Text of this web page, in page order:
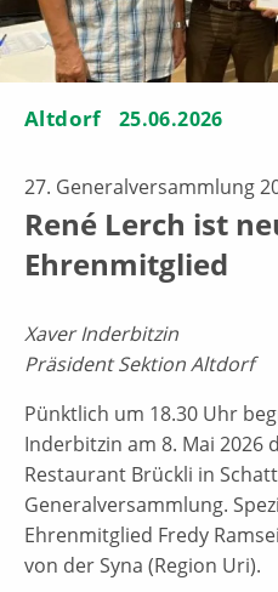
Altdorf 25.06.2026
27. Generalversammlung
René Lerch ist
Ehrenmitglied
Xaver Inderbitzin
Präsident Sektion Altdorf
Pünktlich um 18.30 Uhr
Inderbitzin am 8. Mai 2026
Restaurant Brückli in
Generalversammlung.
Ehrenmitglied Fredy
von der Syna (Region Uri).